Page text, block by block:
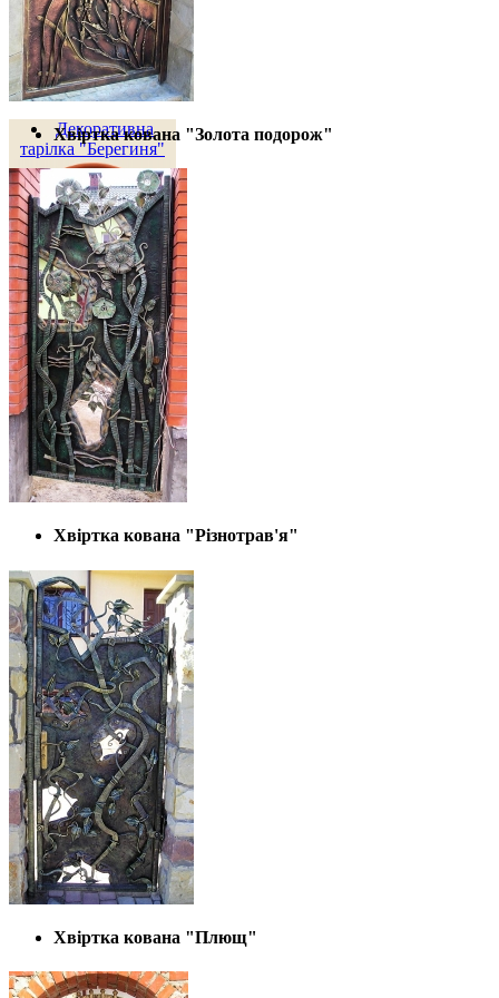
Декоративна
тарілка "Берегиня"
800 грн
Хвіртка кована "Золота подорож"
Хвіртка кована "Різнотрав'я"
Хвіртка кована "Плющ"